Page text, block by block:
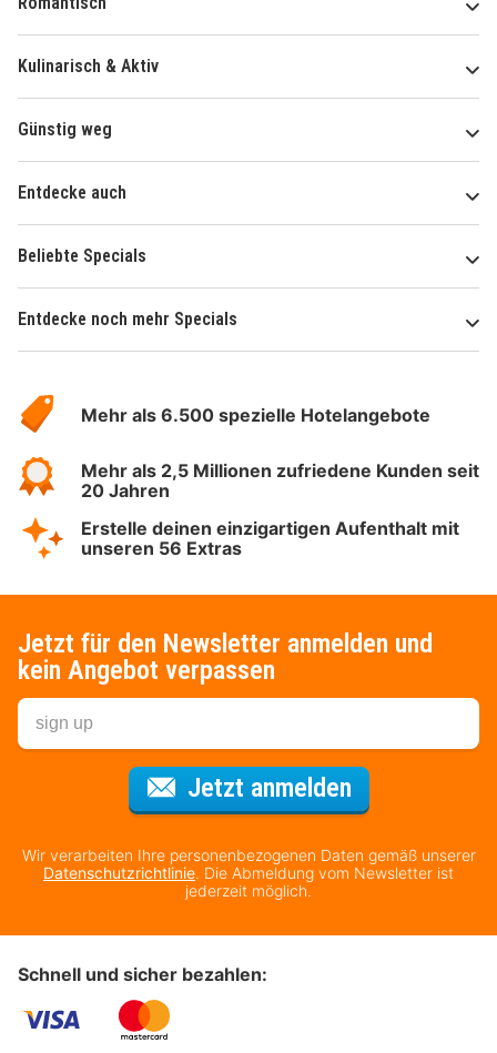
Kulinarisch & Aktiv
Günstig weg
Entdecke auch
Beliebte Specials
Entdecke noch mehr Specials
Hotelspecials
Mehr als 6.500 spezielle Hotelangebote
Mehr als 2,5 Millionen zufriedene Kunden seit
20 Jahren
Erstelle deinen einzigartigen Aufenthalt mit
unseren 56 Extras
Jetzt für den Newsletter anmelden und
kein Angebot verpassen
Jetzt anmeldenFür den
Wir verarbeiten Ihre personenbezogenen Daten gemäß unserer
Datenschutzrichtlinie. Die Abmeldung vom Newsletter ist
jederzeit möglich.
Schnell und sicher bezahlen: